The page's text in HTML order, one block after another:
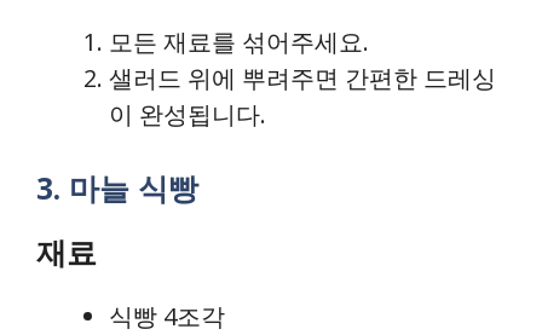
모든 재료를 섞어주세요.
샐러드 위에 뿌려주면 간편한 드레싱
이 완성됩니다.
3. 마늘 식빵
재료
식빵 4조각